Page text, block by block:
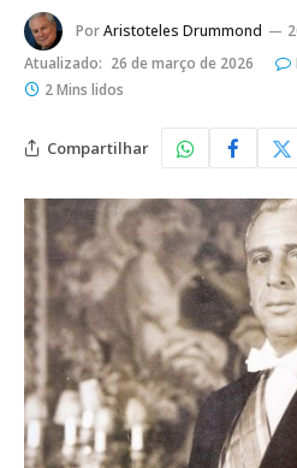
PorAristoteles Drummond
Atualizado: 26 de março de 2026
2 Mins lidos
Compartilhar